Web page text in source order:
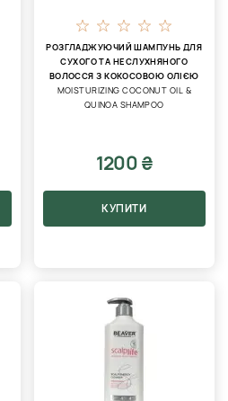
РОЗГЛАДЖУЮЧИЙ ШАМПУНЬ ДЛЯ
СУХОГО ТА НЕСЛУХНЯНОГО
ВОЛОССЯ З КОКОСОВОЮ ОЛІЄЮ
MOISTURIZING COCONUT OIL &
QUINOA SHAMPOO
1200 ₴
КУПИТИ